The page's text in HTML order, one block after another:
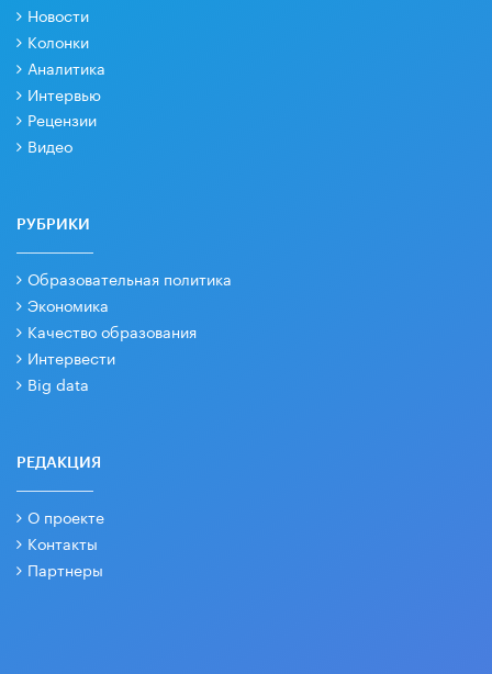
Новости
Колонки
Аналитика
Интервью
Рецензии
Видео
РУБРИКИ
Образовательная политика
Экономика
Качество образования
Интервести
Big data
РЕДАКЦИЯ
О проекте
Контакты
Партнеры